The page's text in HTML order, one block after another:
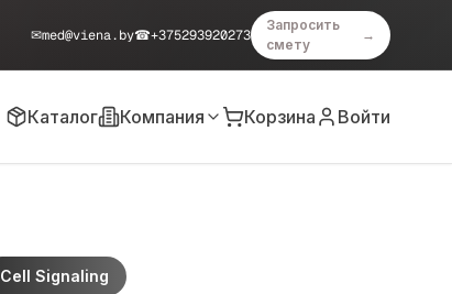
✉med@viena.by☎+375293920273
Запросить
смету
→
Каталог Компания Корзина Войти
Cell Signaling